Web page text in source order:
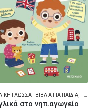
ΓΛΏΣΣΑ - ΒΙΒΛΊΑ ΓΙΑ ΠΑΙΔΙΆ ΠΑΙΔΙΚΈΣ ΔΡΑΣΤΗΡΙΌΤΗΤΕΣ (ΠΡΟΣΧΟΛΙΚΉ ΑΓΩΓΉ)
στο νηπιαγωγείο